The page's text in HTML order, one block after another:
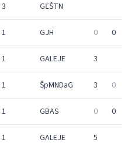
3 GĽŠTN
1 GJH 0 0
1 GALEJE 3
1 ŠpMNDaG 3 0
1 GBAS 0 0
1 GALEJE 5